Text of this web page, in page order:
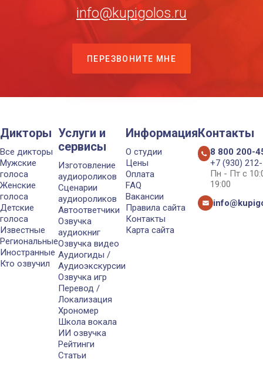
info@kupigolos.ru
ПЕРЕЗВОНИТЕ МНЕ
Дикторы
Все дикторы
Мужские
голоса
Женские
голоса
Детские
голоса
Известные
Региональные
Иностранные
Кто озвучил
Услуги и
сервисы
Изготовление
аудиороликов
Сценарии
аудиороликов
Автоответчики
Озвучка
аудиокниг
Озвучка видео
Аудиогиды /
Аудиоэкскурсии
Озвучка игр
Перевод /
Локализация
Хрономер
Школа вокала
ИИ озвучка
Рейтинги
Статьи
Информация
О студии
Цены
Оплата
FAQ
Вакансии
Правила сайта
Контакты
Карта сайта
Контакты
8 800 200-
+7 (930)
Пн - Пт с
19:00